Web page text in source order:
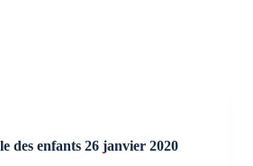
des enfants 26 janvier 2020